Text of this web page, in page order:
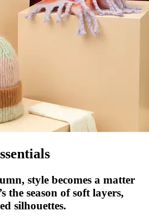
style becomes a matter
the season of soft layers,
silhouettes.